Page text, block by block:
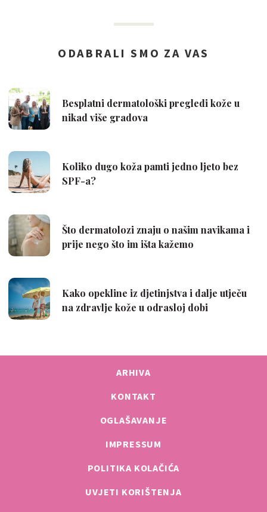
ARHIVA
KONTAKT
OGLAŠAVANJE
IMPRESSUM
POLITIKA KOLAČIĆA
UVJETI KORIŠTENJA